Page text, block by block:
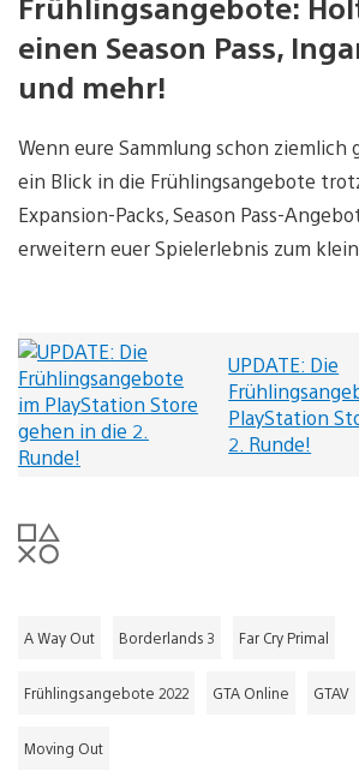
Frühlingsangebote:
einen Season Pass,
und mehr!
Wenn eure Sammlung schon ziemlich
ein Blick in die Frühlingsangebote
Expansion-Packs, Season Pass-
erweitern euer Spielerlebnis zum
UPDATE: Die
PlayStation
2. Runde!
A Way Out Borderlands 3 Far Cry Primal
Frühlingsangebote 2022 GTA Online GTAV
Moving Out